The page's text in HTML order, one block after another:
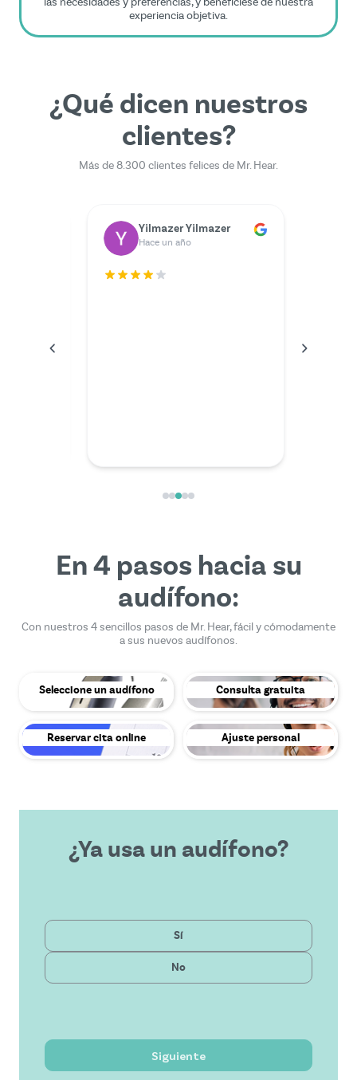
experiencia objetiva.
¿Qué dicen nuestros
clientes?
Más de 8.300 clientes felices de Mr. Hear.
Yilmazer Yilmazer
Hace un año
En 4 pasos hacia su
audífono:
Con nuestros 4 sencillos pasos de Mr. Hear, fácil y cómodamente
a sus nuevos audífonos.
Seleccione un audífono Consulta gratuita
Reservar cita online Ajuste personal
¿Ya usa un audífono?
Sí
No
Siguiente
Privado
Público
Última tecnología